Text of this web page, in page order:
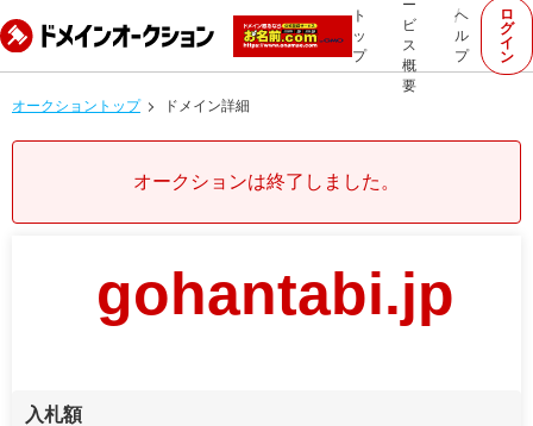
ト
ッ
プ
ー
ビ
ス
概
要
ヘ
ル
プ
ロ
グ
イ
ン
オークショントップ ドメイン詳細
オークションは終了しました。
gohantabi.jp
入札額